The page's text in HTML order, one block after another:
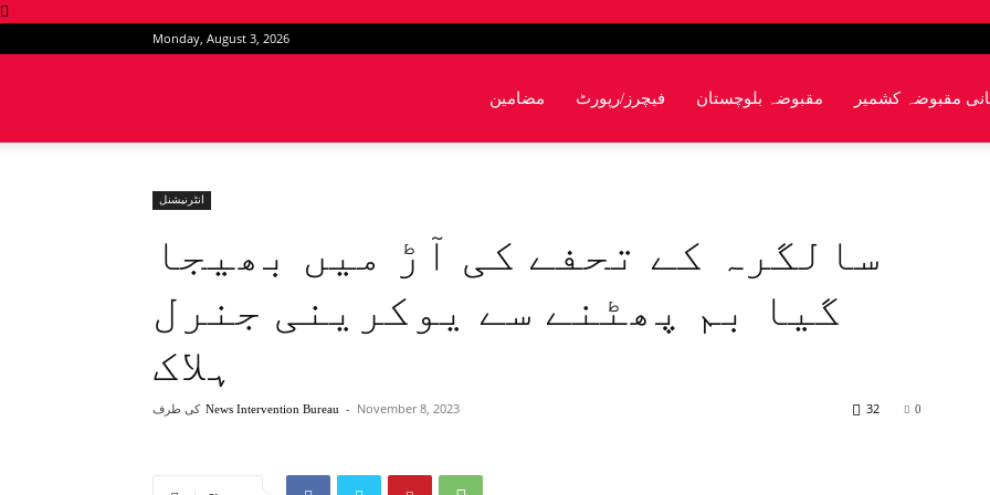
Monday, August 3, 2026
مضامین فیچرز/رپورٹ مقبوضہ بلوچستان مقبوضہ کشمیر
انٹرنیشنل
سالگرہ کے تحفے کی آڑ میں بھیجا
گیا بم پھٹنے سے یوکرینی جنرل
ہلاک
کی طرف News Intervention Bureau - November 8, 2023 0
32